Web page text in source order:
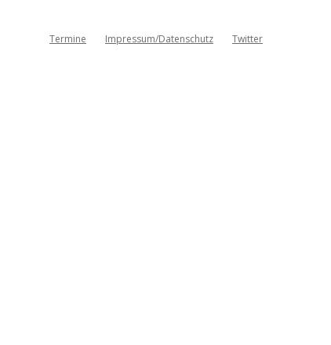
Termine Impressum/Datenschutz Twitter